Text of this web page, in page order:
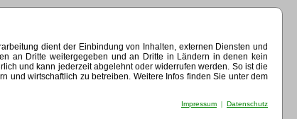
dient der Einbindung von Inhalten, externen Diensten und
an Dritte weitergegeben und an Dritte in Ländern in denen kein
und kann jederzeit abgelehnt oder widerrufen werden. So ist die
und wirtschaftlich zu betreiben. Weitere Infos finden Sie unter dem
Impressum | Datenschutz